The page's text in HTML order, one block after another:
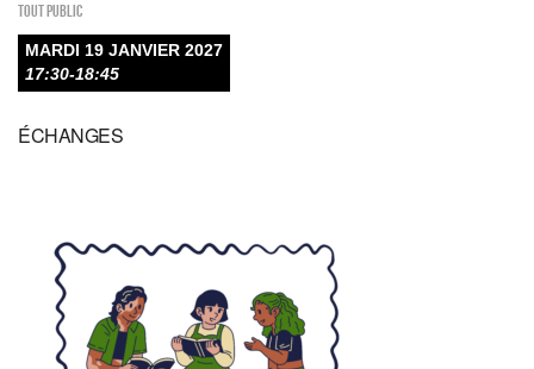
Tout public
MARDI 19 JANVIER 2027
17:30-18:45
ÉCHANGES